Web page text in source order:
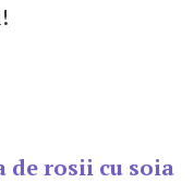
de rosii cu soia